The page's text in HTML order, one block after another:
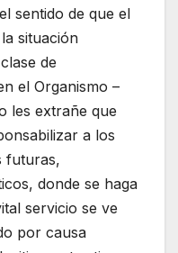
sentido de que el
situación
de
el Organismo –
les extrañe que
a los
futuras,
donde se haga
servicio se ve
por causa